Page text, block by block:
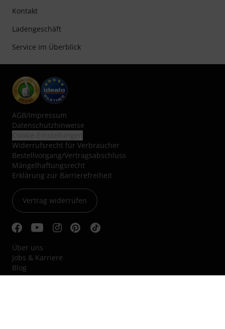
Kontakt
Ladengeschäft
Service im Überblick
AGB/Impressum
Datenschutzhinweise
Widerrufsrecht für Verbraucher
Bestellvorgang/Vertragsabschluss
Mängelhaftungsrecht
Erklärung zur Barrierefreiheit
Vertrag widerrufen
Über uns
Jobs & Karriere
Blog
Kleinanzeigen